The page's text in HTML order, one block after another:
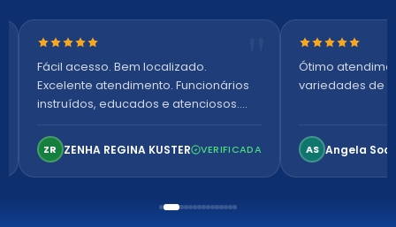
Nota 5 de 5 estrelas
Fácil acesso. Bem localizado.
Excelente atendimento. Funcionários
instruídos, educados e atenciosos.
confortável. Perfeito!
ZR ZENHA REGINA KUSTER VERIFICADA
Nota 5 de 5
Ótimo
variedades de
AS Angela